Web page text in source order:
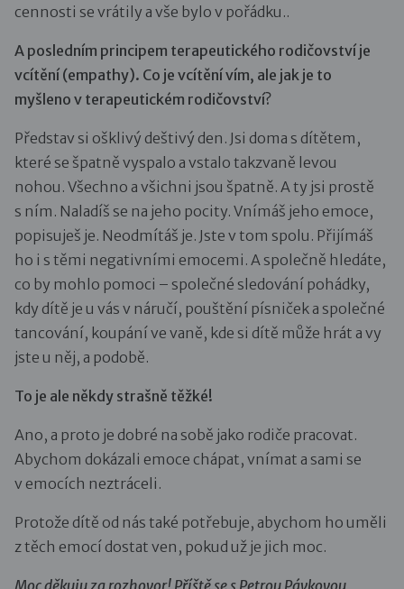
cennosti se vrátily a vše bylo v pořádku..
A posledním principem terapeutického rodičovství je
vcítění (empathy). Co je vcítění vím, ale jak je to
myšleno v terapeutickém rodičovství?
Představ si ošklivý deštivý den. Jsi doma s dítětem,
které se špatně vyspalo a vstalo takzvaně levou
nohou. Všechno a všichni jsou špatně. A ty jsi prostě
s ním. Naladíš se na jeho pocity. Vnímáš jeho emoce,
popisuješ je. Neodmítáš je. Jste v tom spolu. Přijímáš
ho i s těmi negativními emocemi. A společně hledáte,
co by mohlo pomoci – společné sledování pohádky,
kdy dítě je u vás v náručí, pouštění písniček a společné
tancování, koupání ve vaně, kde si dítě může hrát a vy
jste u něj, a podobě.
To je ale někdy strašně těžké!
Ano, a proto je dobré na sobě jako rodiče pracovat.
Abychom dokázali emoce chápat, vnímat a sami se
v emocích neztráceli.
Protože dítě od nás také potřebuje, abychom ho uměli
z těch emocí dostat ven, pokud už je jich moc.
Moc děkuju za rozhovor! Příště se s Petrou Pávkovou